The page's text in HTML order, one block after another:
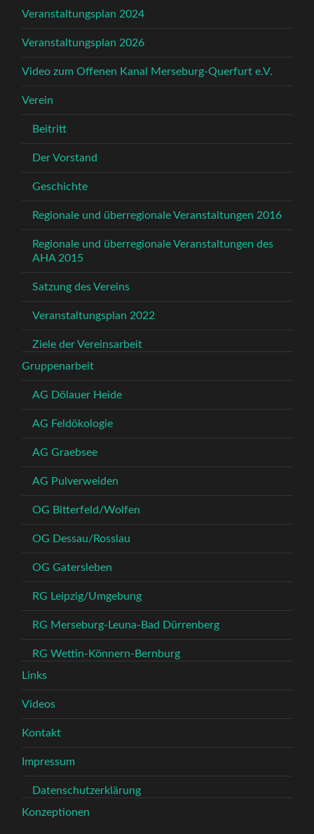
Veranstaltungsplan 2024
Veranstaltungsplan 2026
Video zum Offenen Kanal Merseburg-Querfurt e.V.
Verein
Beitritt
Der Vorstand
Geschichte
Regionale und überregionale Veranstaltungen 2016
Regionale und überregionale Veranstaltungen des
AHA 2015
Satzung des Vereins
Veranstaltungsplan 2022
Ziele der Vereinsarbeit
Gruppenarbeit
AG Dölauer Heide
AG Feldökologie
AG Graebsee
AG Pulverweiden
OG Bitterfeld/Wolfen
OG Dessau/Rosslau
OG Gatersleben
RG Leipzig/Umgebung
RG Merseburg-Leuna-Bad Dürrenberg
RG Wettin-Könnern-Bernburg
Links
Videos
Kontakt
Impressum
Datenschutzerklärung
Konzeptionen